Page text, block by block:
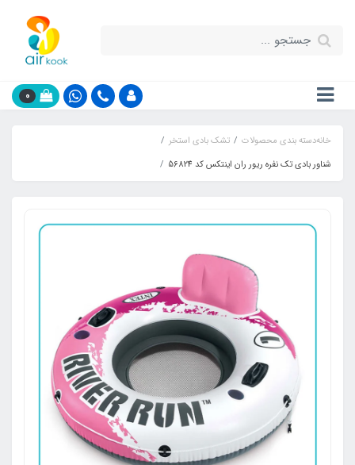
0
خانهدسته بندی محصولات
تشک بادی استخر
شناور بادی تک نفره ریور ران اینتکس کد 56824